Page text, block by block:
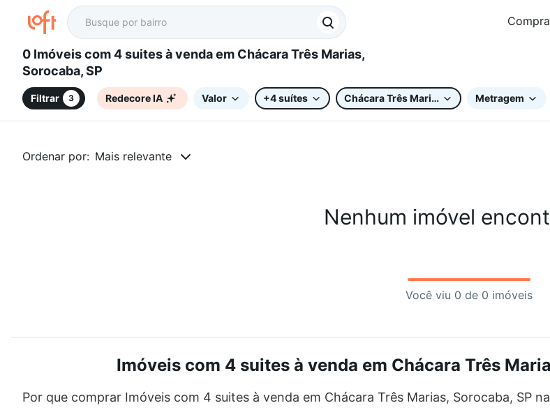
0 Imóveis com 4 suites à venda em Chácara Três Marias,
Sorocaba, SP
Filtrar 3 Redecore IA Valor +4 suítes Chácara Três Marias Metragem
Ordenar por: Mais relevante
Nenhum imóvel
Você viu 0 de 0 imóveis
Imóveis com 4 suites à venda em Chácara Três
Por que comprar Imóveis com 4 suites à venda em Chácara Três Marias, Sorocaba, SP